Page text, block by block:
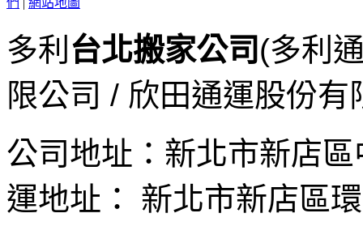
們 網站地圖
多利 台北搬家公司 (多利
限公司 / 欣田通運股份
公司地址： 新北市新店區
運地址： 新北市新店區